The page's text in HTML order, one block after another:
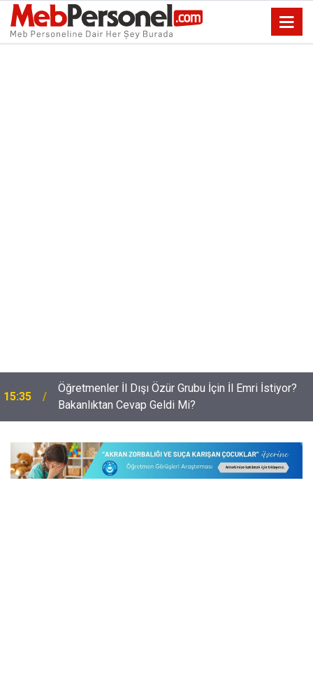
15:35
Öğretmenler İl Dışı Özür Grubu İçin İl Emri İstiyor?
Bakanlıktan Cevap Geldi Mi?